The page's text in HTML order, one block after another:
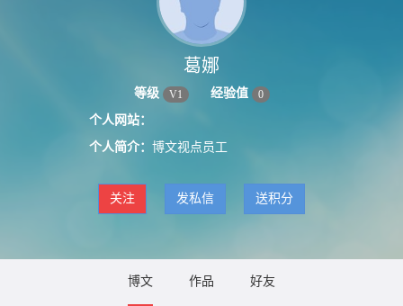
葛娜
等级 V1 经验值 0
个人网站：
个人简介： 博文视点员工
关注 发私信 送积分
博文 作品 好友